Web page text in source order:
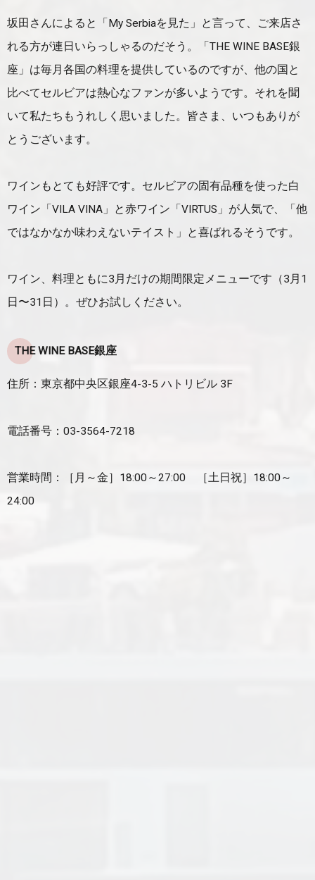
坂田さんによると「My Serbiaを見た」と言って、ご来店さ
れる方が連日いらっしゃるのだそう。「THE WINE BASE銀
座」は毎月各国の料理を提供しているのですが、他の国と
比べてセルビアは熱心なファンが多いようです。それを聞
いて私たちもうれしく思いました。皆さま、いつもありが
とうございます。
ワインもとても好評です。セルビアの固有品種を使った白
ワイン「VILA VINA」と赤ワイン「VIRTUS」が人気で、「他
ではなかなか味わえないテイスト」と喜ばれるそうです。
ワイン、料理ともに3月だけの期間限定メニューです（3月1
日〜31日）。ぜひお試しください。
THE WINE BASE銀座
住所：東京都中央区銀座4-3-5 ハトリビル 3F
電話番号：03-3564-7218
営業時間：［月～金］18:00～27:00 ［土日祝］18:00～
24:00